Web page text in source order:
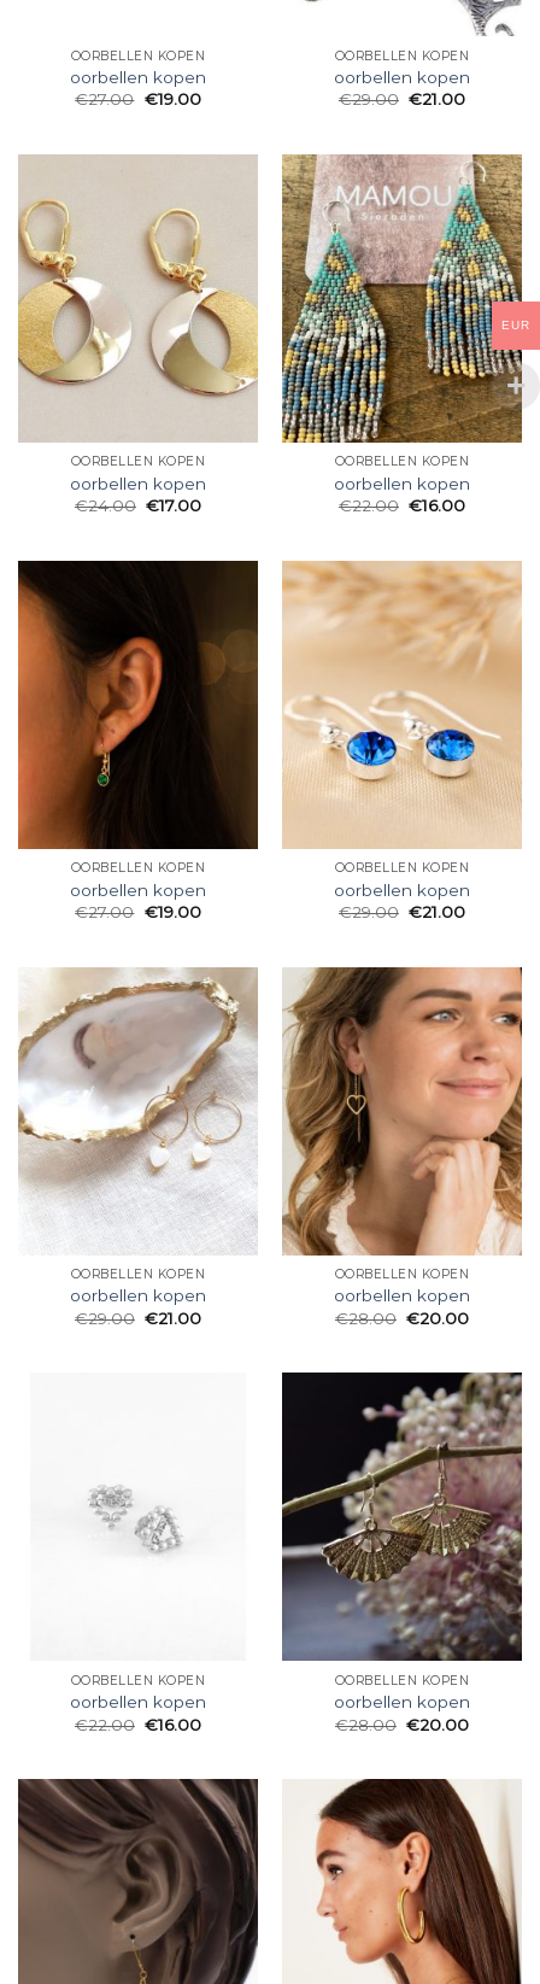
OORBELLEN KOPEN
oorbellen kopen
€27.00 €19.00
OORBELLEN KOPEN
oorbellen kopen
€29.00 €21.00
OORBELLEN KOPEN
oorbellen kopen
€24.00 €17.00
OORBELLEN KOPEN
oorbellen kopen
€22.00 €16.00
OORBELLEN KOPEN
oorbellen kopen
€27.00 €19.00
OORBELLEN KOPEN
oorbellen kopen
€29.00 €21.00
OORBELLEN KOPEN
oorbellen kopen
€29.00 €21.00
OORBELLEN KOPEN
oorbellen kopen
€28.00 €20.00
OORBELLEN KOPEN
oorbellen kopen
€22.00 €16.00
OORBELLEN KOPEN
oorbellen kopen
€28.00 €20.00
EUR